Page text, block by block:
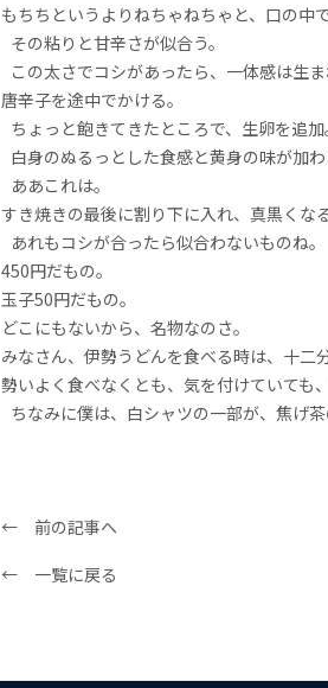
もちちというよりねちゃねちゃと、口の中で
その粘りと甘辛さが似合う。
この太さでコシがあったら、一体感は生
唐辛子を途中でかける。
ちょっと飽きてきたところで、生卵を追加
白身のぬるっとした食感と黄身の味が加わ
ああこれは。
すき焼きの最後に割り下に入れ、真黒くな
あれもコシが合ったら似合わないものね。
450円だもの。
玉子50円だもの。
どこにもないから、名物なのさ。
みなさん、伊勢うどんを食べる時は、十二
勢いよく食べなくとも、気を付けていても
ちなみに僕は、白シャツの一部が、焦げ茶
← 前の記事へ
← 一覧に戻る